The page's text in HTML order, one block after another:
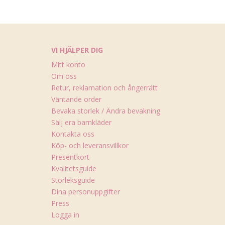
VI HJÄLPER DIG
Mitt konto
Om oss
Retur, reklamation och ångerrätt
Väntande order
Bevaka storlek / Ändra bevakning
Sälj era barnkläder
Kontakta oss
Köp- och leveransvillkor
Presentkort
Kvalitetsguide
Storleksguide
Dina personuppgifter
Press
Logga in